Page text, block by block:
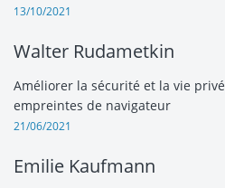
13/10/2021
Walter Rudametkin
Améliorer la sécurité et la vie
empreintes de navigateur
21/06/2021
Emilie Kaufmann